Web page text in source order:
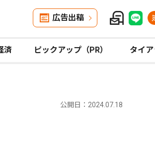
広告出稿
済 ピックアップ（PR） タイア
公開日：2024.07.18